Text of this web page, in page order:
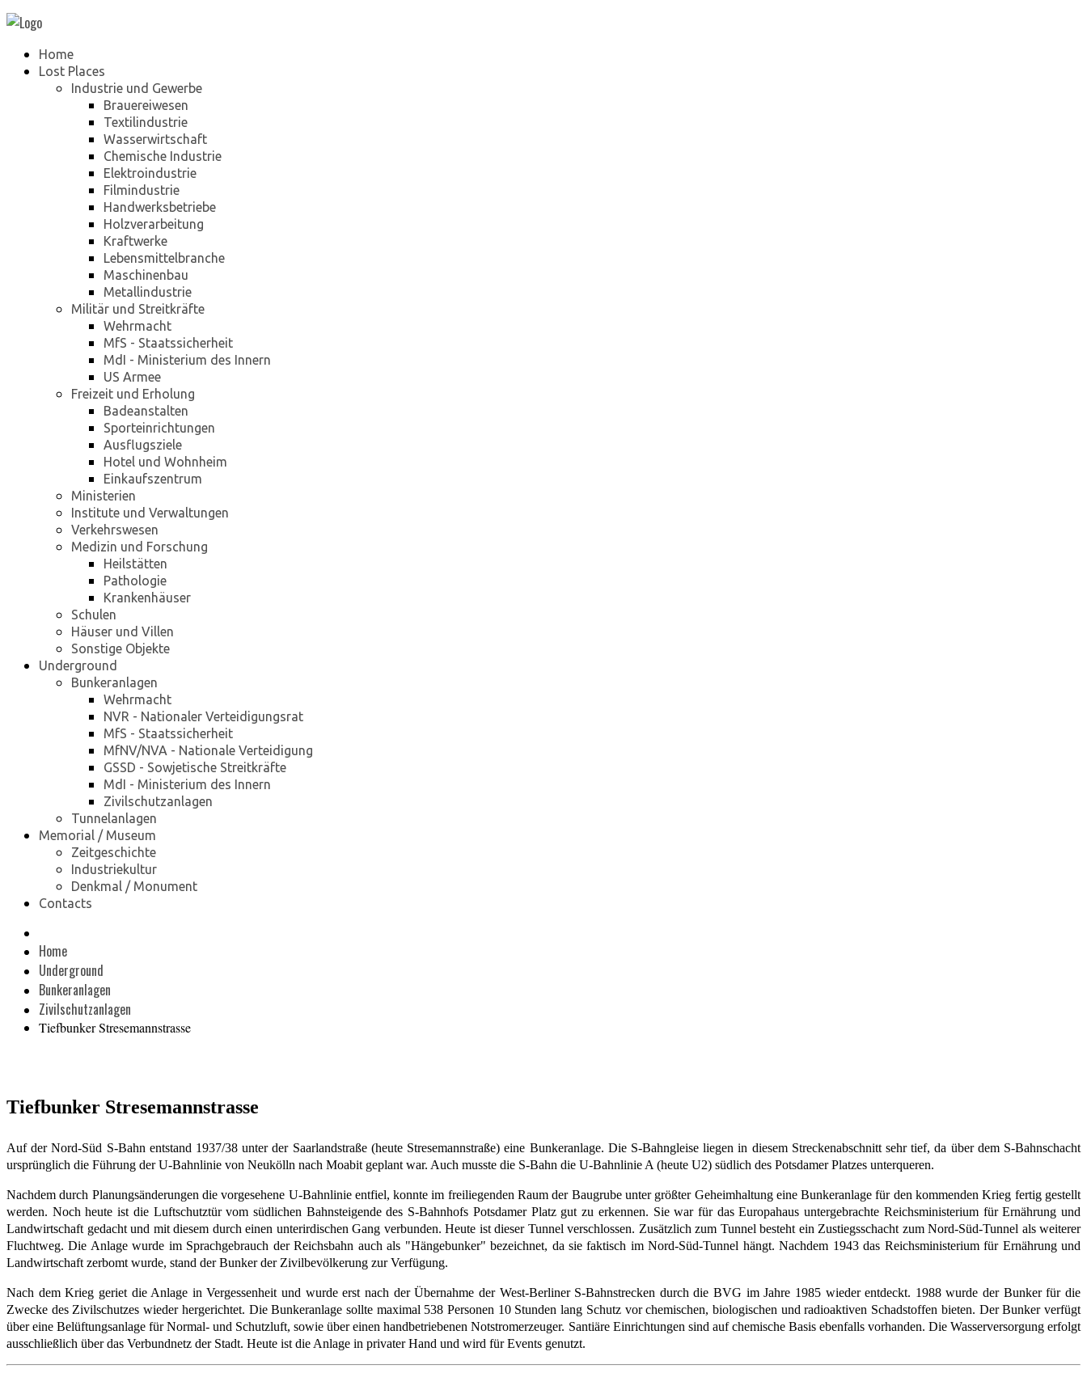
Home
Lost Places
Industrie und Gewerbe
Brauereiwesen
Textilindustrie
Wasserwirtschaft
Chemische Industrie
Elektroindustrie
Filmindustrie
Handwerksbetriebe
Holzverarbeitung
Kraftwerke
Lebensmittelbranche
Maschinenbau
Metallindustrie
Militär und Streitkräfte
Wehrmacht
MfS - Staatssicherheit
MdI - Ministerium des Innern
US Armee
Freizeit und Erholung
Badeanstalten
Sporteinrichtungen
Ausflugsziele
Hotel und Wohnheim
Einkaufszentrum
Ministerien
Institute und Verwaltungen
Verkehrswesen
Medizin und Forschung
Heilstätten
Pathologie
Krankenhäuser
Schulen
Häuser und Villen
Sonstige Objekte
Underground
Bunkeranlagen
Wehrmacht
NVR - Nationaler Verteidigungsrat
MfS - Staatssicherheit
MfNV/NVA - Nationale Verteidigung
GSSD - Sowjetische Streitkräfte
MdI - Ministerium des Innern
Zivilschutzanlagen
Tunnelanlagen
Memorial / Museum
Zeitgeschichte
Industriekultur
Denkmal / Monument
Contacts
Home
Underground
Bunkeranlagen
Zivilschutzanlagen
Tiefbunker Stresemannstrasse
Tiefbunker Stresemannstrasse
Auf der Nord-Süd S-Bahn entstand 1937/38 unter der Saarlandstraße (heute Stresemannstraße) eine Bunkeranlage. Die S-Bahngleise liegen in diesem Streckenabschnitt sehr tief, da über dem S-Bahnschacht
ursprünglich die Führung der U-Bahnlinie von Neukölln nach Moabit geplant war. Auch musste die S-Bahn die U-Bahnlinie A (heute U2) südlich des Potsdamer Platzes unterqueren.
Nachdem durch Planungsänderungen die vorgesehene U-Bahnlinie entfiel, konnte im freiliegenden Raum der Baugrube unter größter Geheimhaltung eine Bunkeranlage für den kommenden Krieg fertig gestellt
werden. Noch heute ist die Luftschutztür vom südlichen Bahnsteigende des S-Bahnhofs Potsdamer Platz gut zu erkennen. Sie war für das Europahaus untergebrachte Reichsministerium für Ernährung und
Landwirtschaft gedacht und mit diesem durch einen unterirdischen Gang verbunden. Heute ist dieser Tunnel verschlossen. Zusätzlich zum Tunnel besteht ein Zustiegsschacht zum Nord-Süd-Tunnel als weiterer
Fluchtweg. Die Anlage wurde im Sprachgebrauch der Reichsbahn auch als "Hängebunker" bezeichnet, da sie faktisch im Nord-Süd-Tunnel hängt. Nachdem 1943 das Reichsministerium für Ernährung und
Landwirtschaft zerbomt wurde, stand der Bunker der Zivilbevölkerung zur Verfügung.
Nach dem Krieg geriet die Anlage in Vergessenheit und wurde erst nach der Übernahme der West-Berliner S-Bahnstrecken durch die BVG im Jahre 1985 wieder entdeckt. 1988 wurde der Bunker für die
Zwecke des Zivilschutzes wieder hergerichtet. Die Bunkeranlage sollte maximal 538 Personen 10 Stunden lang Schutz vor chemischen, biologischen und radioaktiven Schadstoffen bieten. Der Bunker verfügt
über eine Belüftungsanlage für Normal- und Schutzluft, sowie über einen handbetriebenen Notstromerzeuger. Santiäre Einrichtungen sind auf chemische Basis ebenfalls vorhanden. Die Wasserversorgung erfolgt
ausschließlich über das Verbundnetz der Stadt. Heute ist die Anlage in privater Hand und wird für Events genutzt.